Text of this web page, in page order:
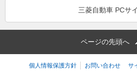
三菱自動車 PCサ
ページの先頭へ
個人情報保護方針 お問い合わせ サ